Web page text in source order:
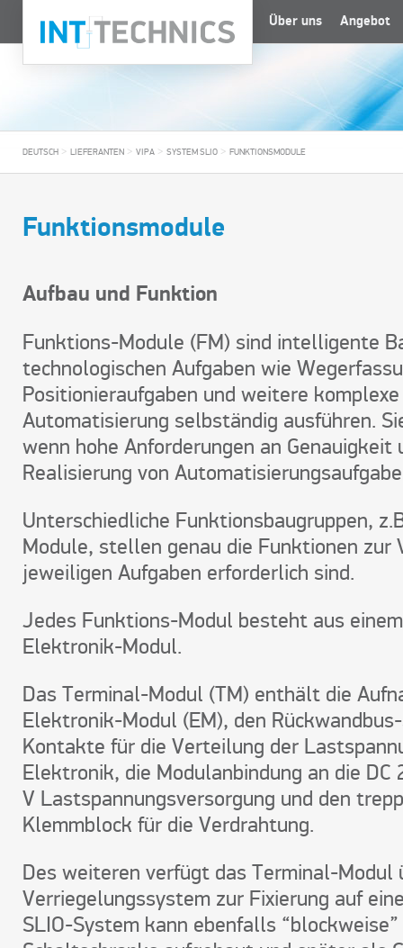
Über uns Angebot
DEUTSCH > LIEFERANTEN > VIPA > SYSTEM SLIO > FUNKTIONSMODULE
Funktionsmodule
Aufbau und Funktion
Funktions-Module (FM) sind intelligente
technologischen Aufgaben wie
Positionieraufgaben und weitere
Automatisierung selbständig ausführen.
wenn hohe Anforderungen an Genauigkeit
Realisierung von
Unterschiedliche Funktionsbaugruppen,
Module, stellen genau die Funktionen zur
jeweiligen Aufgaben erforderlich sind.
Jedes Funktions-Modul besteht aus
Elektronik-Modul.
Das Terminal-Modul (TM) enthält die
Elektronik-Modul (EM), den
Kontakte für die Verteilung der
Elektronik, die Modulanbindung an die DC
V Lastspannungsversorgung und den
Klemmblock für die Verdrahtung.
Des weiteren verfügt das Terminal-Modul
Verriegelungssystem zur Fixierung auf
SLIO-System kann ebenfalls